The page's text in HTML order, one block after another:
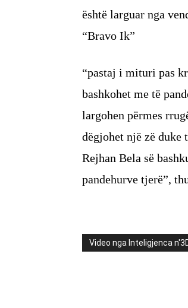
është larguar nga
“Bravo Ik”
“pastaj i mituri pas
bashkohet me të
largohen përmes
dëgjohet një zë duke
Rejhan Bela së
pandehurve tjerë”,
Video nga Inteligjenca